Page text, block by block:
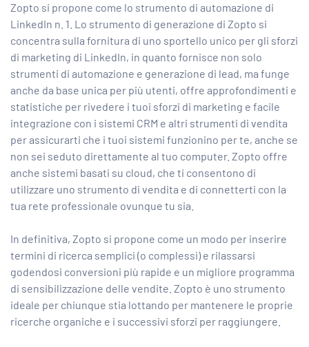
Zopto si propone come lo strumento di automazione di
LinkedIn n. 1. Lo strumento di generazione di Zopto si
concentra sulla fornitura di uno sportello unico per gli sforzi
di marketing di LinkedIn, in quanto fornisce non solo
strumenti di automazione e generazione di lead, ma funge
anche da base unica per più utenti, offre approfondimenti e
statistiche per rivedere i tuoi sforzi di marketing e facile
integrazione con i sistemi CRM e altri strumenti di vendita
per assicurarti che i tuoi sistemi funzionino per te, anche se
non sei seduto direttamente al tuo computer. Zopto offre
anche sistemi basati su cloud, che ti consentono di
utilizzare uno strumento di vendita e di connetterti con la
tua rete professionale ovunque tu sia.
In definitiva, Zopto si propone come un modo per inserire
termini di ricerca semplici (o complessi) e rilassarsi
godendosi conversioni più rapide e un migliore programma
di sensibilizzazione delle vendite. Zopto è uno strumento
ideale per chiunque stia lottando per mantenere le proprie
ricerche organiche e i successivi sforzi per raggiungere.